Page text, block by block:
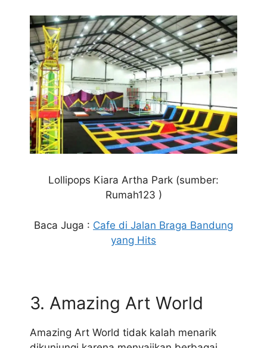
Lollipops Kiara Artha Park (sumber:
Rumah123 )
Baca Juga : Cafe di Jalan Braga Bandung
yang Hits
3. Amazing Art World
Amazing Art World tidak kalah menarik